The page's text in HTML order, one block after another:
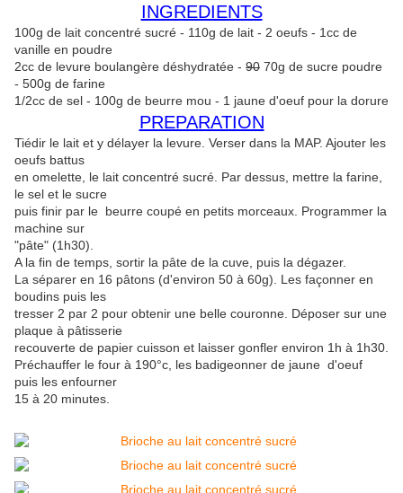
INGREDIENTS
100g de lait concentré sucré - 110g de lait - 2 oeufs - 1cc de
vanille en poudre
2cc de levure boulangère déshydratée - 90 70g de sucre poudre
- 500g de farine
1/2cc de sel - 100g de beurre mou - 1 jaune d'oeuf pour la dorure
PREPARATION
Tiédir le lait et y délayer la levure. Verser dans la MAP. Ajouter les
oeufs battus
en omelette, le lait concentré sucré. Par dessus, mettre la farine,
le sel et le sucre
puis finir par le beurre coupé en petits morceaux. Programmer la
machine sur
"pâte" (1h30).
A la fin de temps, sortir la pâte de la cuve, puis la dégazer.
La séparer en 16 pâtons (d'environ 50 à 60g). Les façonner en
boudins puis les
tresser 2 par 2 pour obtenir une belle couronne. Déposer sur une
plaque à pâtisserie
recouverte de papier cuisson et laisser gonfler environ 1h à 1h30.
Préchauffer le four à 190°c, les badigeonner de jaune d'oeuf
puis les enfourner
15 à 20 minutes.